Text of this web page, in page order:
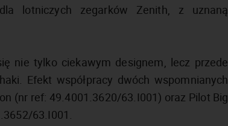
lotniczych zegarków Zenith, z uznaną
nie tylko ciekawym designem, lecz przede
Efekt współpracy dwóch wspomnianych
(nr ref: 49.4001.3620/63.I001) oraz Pilot Big
63.I001.